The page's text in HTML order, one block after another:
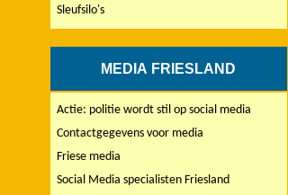
Sleufsilo's
MEDIA FRIESLAND
Actie: politie wordt stil op social media
Contactgegevens voor media
Friese media
Social Media specialisten Friesland